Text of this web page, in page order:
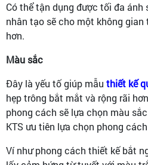
Có thể tận dụng được tối đa ánh
nhân tạo sẽ cho một không gian
hơn.
Màu sắc
Đây là yếu tố giúp mẫu thiết kế
hẹp trông bắt mắt và rộng rãi
phong cách sẽ lựa chọn màu
KTS ưu tiên lựa chọn phong
Ví như phong cách thiết kế bắt